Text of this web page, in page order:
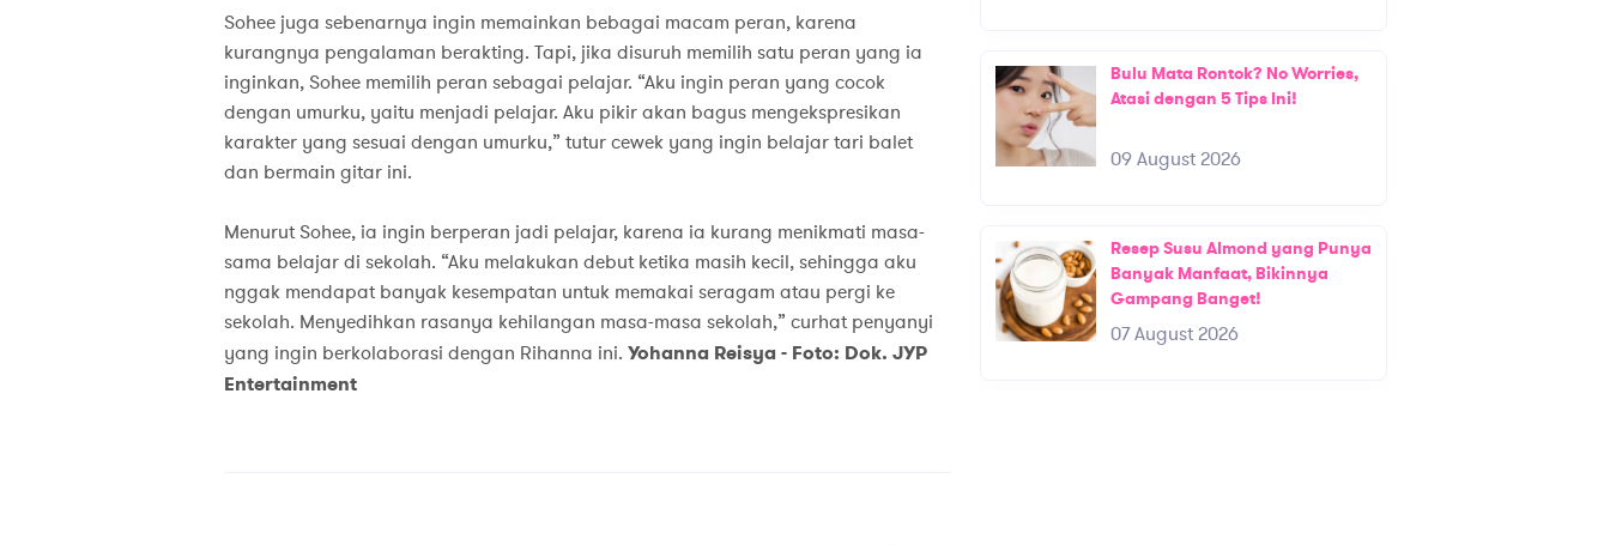
Sohee juga sebenarnya ingin memainkan bebagai macam peran, karena
kurangnya pengalaman berakting. Tapi, jika disuruh memilih satu peran yang ia
inginkan, Sohee memilih peran sebagai pelajar. “Aku ingin peran yang cocok
dengan umurku, yaitu menjadi pelajar. Aku pikir akan bagus mengekspresikan
karakter yang sesuai dengan umurku,” tutur cewek yang ingin belajar tari balet
dan bermain gitar ini.
Menurut Sohee, ia ingin berperan jadi pelajar, karena ia kurang menikmati masa-
sama belajar di sekolah. “Aku melakukan debut ketika masih kecil, sehingga aku
nggak mendapat banyak kesempatan untuk memakai seragam atau pergi ke
sekolah. Menyedihkan rasanya kehilangan masa-masa sekolah,” curhat penyanyi
yang ingin berkolaborasi dengan Rihanna ini. Yohanna Reisya - Foto: Dok. JYP
Entertainment
Bulu Mata Rontok? No Worries,
Atasi dengan 5 Tips Ini!
09 August 2026
Resep Susu Almond yang Punya
Banyak Manfaat, Bikinnya
Gampang Banget!
07 August 2026